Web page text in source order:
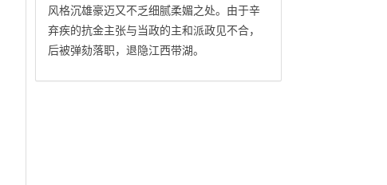
风格沉雄豪迈又不乏细腻柔媚之处。由于辛
弃疾的抗金主张与当政的主和派政见不合，
后被弹劾落职，退隐江西带湖。